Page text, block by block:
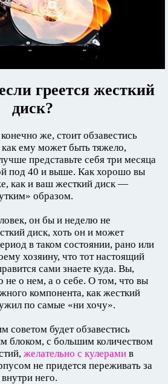
греется жесткий
диск?
же, стоит обзавестись
ему может быть тяжело,
представьте себя три месяца
под 40 и выше. Как хорошо вы
как и ваш жесткий диск —
образом.
он бы и неделю не
диск, хоть он и может
в таком состоянии, рано или
хозяину, что тот настоящий
сами знаете куда. Вы,
не о нем, а о себе. О том, что вы
компонента, как жесткий
по самые «ни хочу».
будет обзавестись
блоком, с большим количеством
желательно с кулерами в
не придется переживать за
него.